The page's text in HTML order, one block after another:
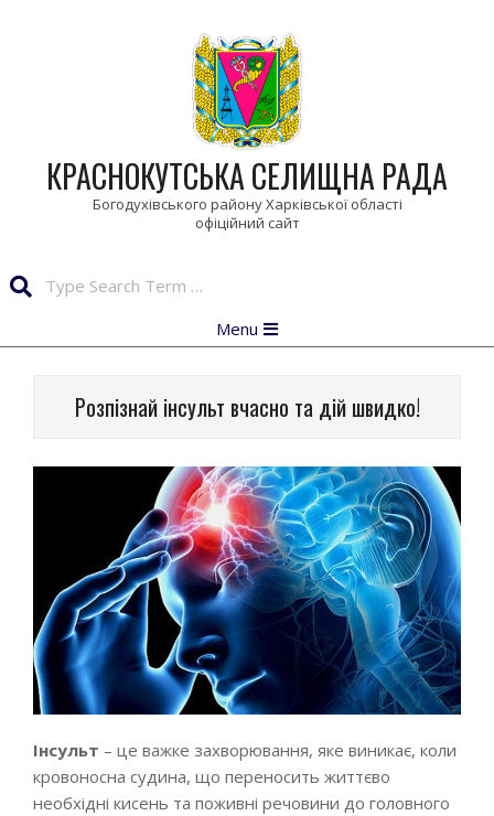
КРАСНОКУТСЬКА СЕЛИЩНА РАДА
Богодухівського району Харківської області
Navigation
Menu
Розпізнай інсульт вчасно та дій швидко!
Інсульт – це важке захворювання, яке виникає, коли
кровоносна судина, що переносить життєво
необхідні кисень та поживні речовини до головного